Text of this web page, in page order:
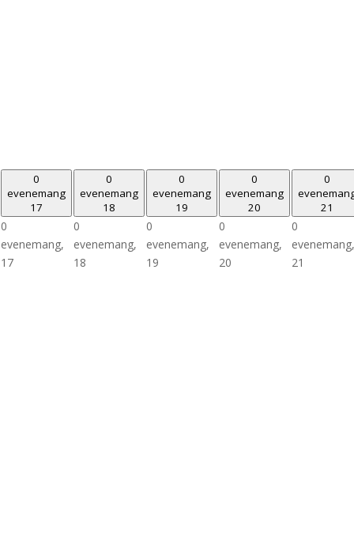
0
evenemang
17
0
evenemang,
17
0
evenemang
18
0
evenemang,
18
0
evenemang
19
0
evenemang,
19
0
evenemang
20
0
evenemang,
20
0
21
0
evenemang,
21